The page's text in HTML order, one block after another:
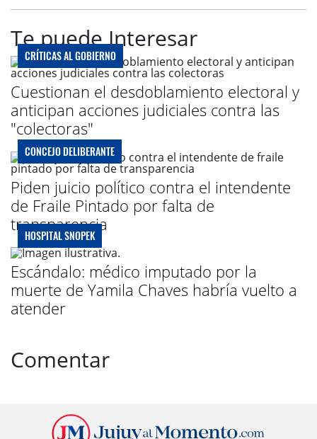
Te puede Interesar
CRÍTICAS AL GOBIERNO
Cuestionan el desdoblamiento electoral y
anticipan acciones judiciales contra las
"colectoras"
CONCEJO DELIBERANTE
Piden juicio político contra el intendente
de Fraile Pintado por falta de
transparencia
HOSPITAL SNOPEK
Escándalo: médico imputado por la
muerte de Yamila Chaves habría vuelto a
atender
Comentar